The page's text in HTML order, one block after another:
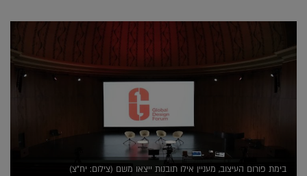
בימת פורום העיצוב, מעניין אילו תובנות ייצאו משם (צילום: יח"צ)